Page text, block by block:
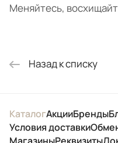
Меняйтесь,
Назад к списку
КаталогАкцииБренды
Условия доставки